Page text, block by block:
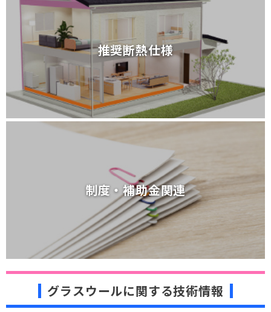
推奨断熱仕様
推奨断熱仕様
制度・補助金関連
制度・補助金関連
グラスウールに関する技術情報